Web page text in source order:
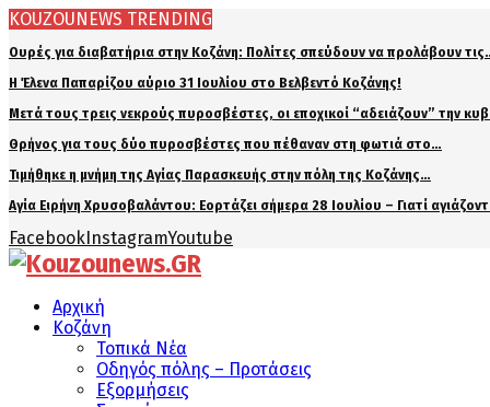
KOUZOUNEWS TRENDING
Ουρές για διαβατήρια στην Κοζάνη: Πολίτες σπεύδουν να προλάβουν
Η Έλενα Παπαρίζου αύριο 31 Ιουλίου στο Βελβεντό Κοζάνης!
Μετά τους τρεις νεκρούς πυροσβέστες, οι εποχικοί “αδειάζουν” την
Θρήνος για τους δύο πυροσβέστες που πέθαναν στη φωτιά στο…
Τιμήθηκε η μνήμη της Αγίας Παρασκευής στην πόλη της Κοζάνης…
Αγία Ειρήνη Χρυσοβαλάντου: Εορτάζει σήμερα 28 Ιουλίου – Γιατί
FacebookInstagramYoutube
Αρχική
Κοζάνη
Τοπικά Νέα
Οδηγός πόλης – Προτάσεις
Εξορμήσεις